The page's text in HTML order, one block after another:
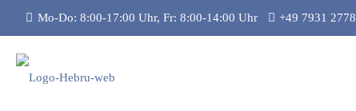
Mo-Do: 8:00-17:00 Uhr, Fr: 8:00-14:00 Uhr +49 7931 2778